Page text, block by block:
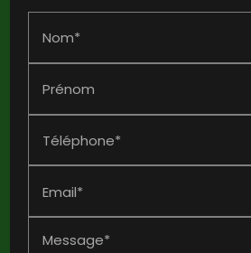
Nom*
Prénom
Téléphone*
Email*
Message*